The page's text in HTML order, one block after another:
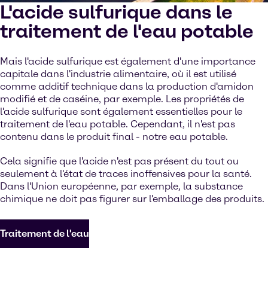
L'acide sulfurique dans le
traitement de l'eau potable
Mais l'acide sulfurique est également d'une importance
capitale dans l'industrie alimentaire, où il est utilisé
comme additif technique dans la production d'amidon
modifié et de caséine, par exemple. Les propriétés de
l'acide sulfurique sont également essentielles pour le
traitement de l'eau potable. Cependant, il n'est pas
contenu dans le produit final - notre eau potable.
Cela signifie que l'acide n'est pas présent du tout ou
seulement à l'état de traces inoffensives pour la santé.
Dans l'Union européenne, par exemple, la substance
chimique ne doit pas figurer sur l'emballage des produits.
Traitement de l'eau